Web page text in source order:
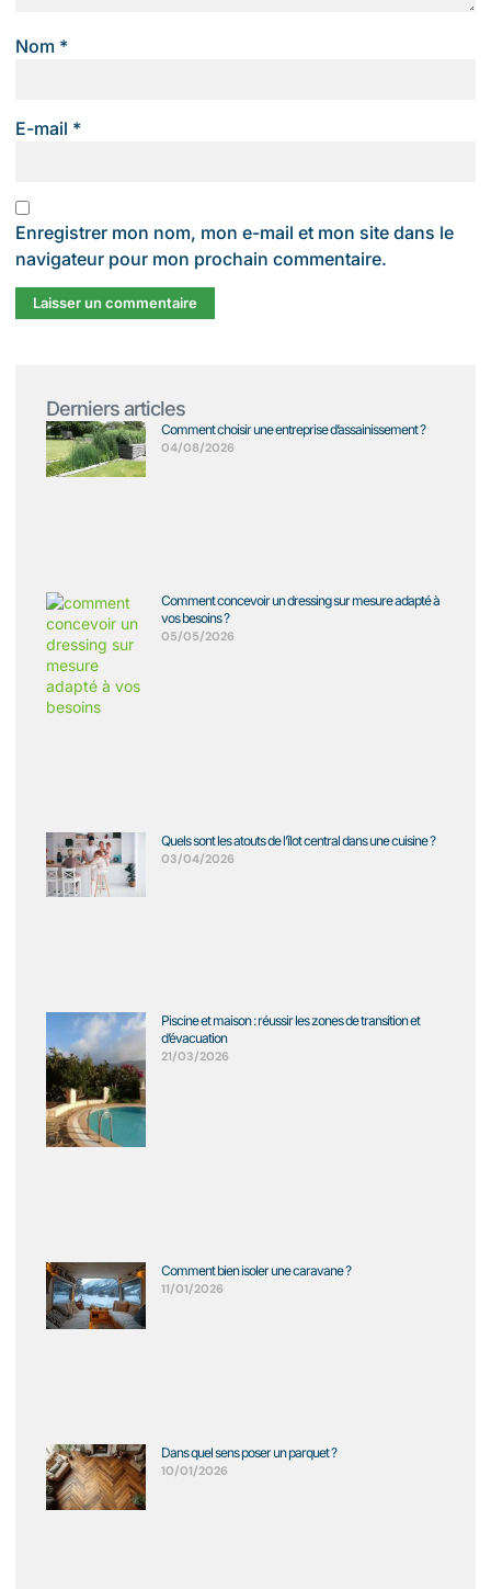
Nom *
E-mail *
Enregistrer mon nom, mon e-mail et mon site dans le
navigateur pour mon prochain commentaire.
Derniers articles
Comment choisir une entreprise d’assainissement ?
04/08/2026
Comment concevoir un dressing sur mesure adapté à
vos besoins ?
05/05/2026
Quels sont les atouts de l’îlot central dans une cuisine ?
03/04/2026
Piscine et maison : réussir les zones de transition et
d’évacuation
21/03/2026
Comment bien isoler une caravane ?
11/01/2026
Dans quel sens poser un parquet ?
10/01/2026